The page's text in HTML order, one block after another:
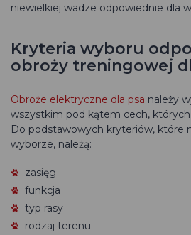
niewielkiej wadze odpowiednie dla
Kryteria wyboru
obroży treningowej
Obroże elektryczne dla psa należy
wszystkim pod kątem cech,
Do podstawowych kryteriów, które
wyborze, należą:
zasięg
funkcja
typ rasy
rodzaj terenu